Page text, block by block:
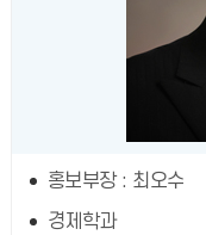
홍보부장 : 최오수
경제학과